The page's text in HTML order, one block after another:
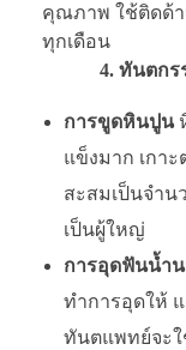
คุณภาพ ใช้ติดด้า
ทุกเดือน
4. ทันตกร
การขูดหินปูน
แข็งมาก เกา
สะสมเป็นจำน
เป็นผู้ใหญ่
การอุดฟันน้ำ
ทำการอุดให้
ทันตแพทย์จะ